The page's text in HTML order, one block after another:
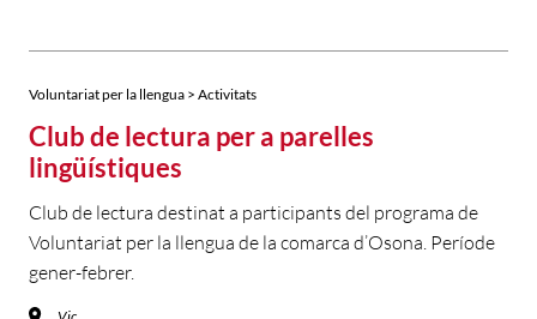
Voluntariat per la llengua > Activitats
Club de lectura per a parelles
lingüístiques
Club de lectura destinat a participants del programa de
Voluntariat per la llengua de la comarca d’Osona. Període
gener-febrer.